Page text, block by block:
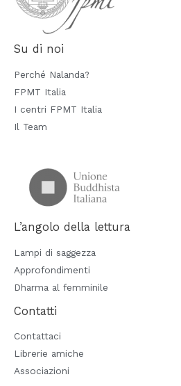
Su di noi
Perché Nalanda?
FPMT Italia
I centri FPMT Italia
Il Team
L’angolo della lettura
Lampi di saggezza
Approfondimenti
Dharma al femminile
Contatti
Contattaci
Librerie amiche
Associazioni